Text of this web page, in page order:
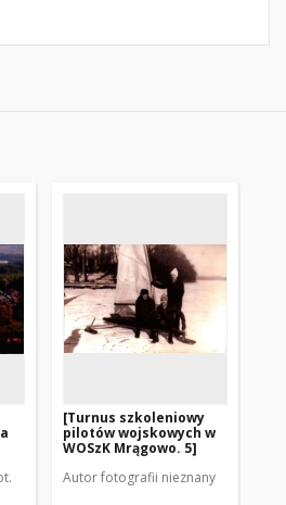
[Turnus szkoleniowy
pilotów wojskowych w
WOSzK Mrągowo. 5]
Autor fotografii nieznany